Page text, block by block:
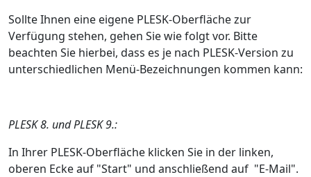
Sollte Ihnen eine eigene PLESK-Oberfläche zur
Verfügung stehen, gehen Sie wie folgt vor. Bitte
beachten Sie hierbei, dass es je nach PLESK-Version zu
unterschiedlichen Menü-Bezeichnungen kommen kann:
PLESK 8. und PLESK 9.:
In Ihrer PLESK-Oberfläche klicken Sie in der linken,
oberen Ecke auf "Start" und anschließend auf "E-Mail".